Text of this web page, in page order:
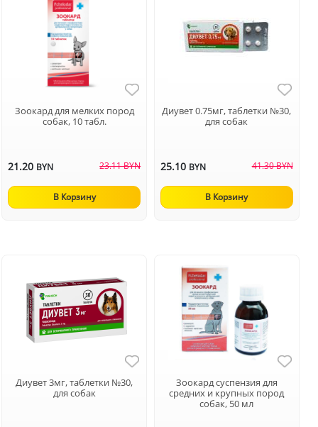
Зоокард для мелких пород
собак, 10 табл.
21.20 BYN 23.11 BYN
В Корзину
Диувет 0.75мг, таблетки №30,
для собак
25.10 BYN 41.30 BYN
В Корзину
Диувет 3мг, таблетки №30,
для собак
Зоокард суспензия для
средних и крупных пород
собак, 50 мл